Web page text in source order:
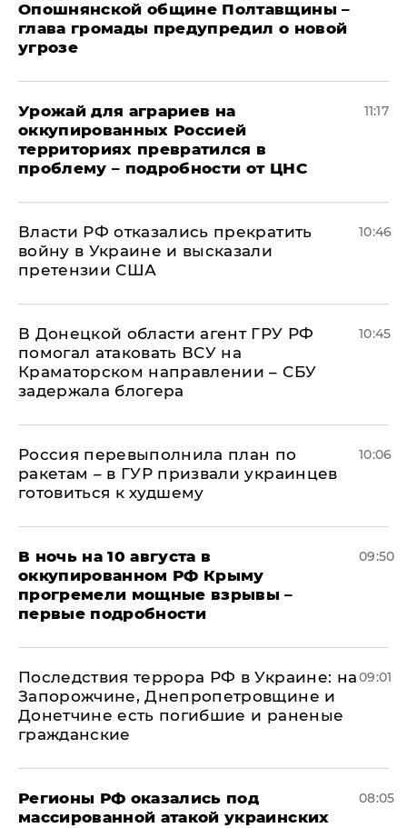
Опошнянской общине Полтавщины –
глава громады предупредил о новой
угрозе
Урожай для аграриев на
оккупированных Россией
территориях превратился в
проблему – подробности от ЦНС
11:17
Власти РФ отказались прекратить
войну в Украине и высказали
претензии США
10:46
В Донецкой области агент ГРУ РФ
помогал атаковать ВСУ на
Краматорском направлении – СБУ
задержала блогера
10:45
Россия перевыполнила план по
ракетам – в ГУР призвали украинцев
готовиться к худшему
10:06
В ночь на 10 августа в
оккупированном РФ Крыму
прогремели мощные взрывы –
первые подробности
09:50
Последствия террора РФ в Украине: на
Запорожчине, Днепропетровщине и
Донетчине есть погибшие и раненые
гражданские
09:01
Регионы РФ оказались под
массированной атакой украинских
08:05